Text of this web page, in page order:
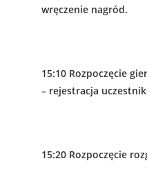
wręczenie nagród.
15:10 Rozpoczęcie
– rejestracja
15:20 Rozpoczęcie